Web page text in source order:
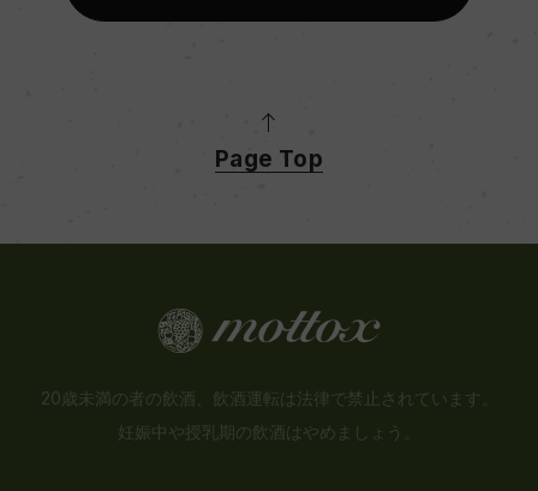
Page Top
20歳未満の者の飲酒、飲酒運転は法律で禁止されています。
妊娠中や授乳期の飲酒はやめましょう。